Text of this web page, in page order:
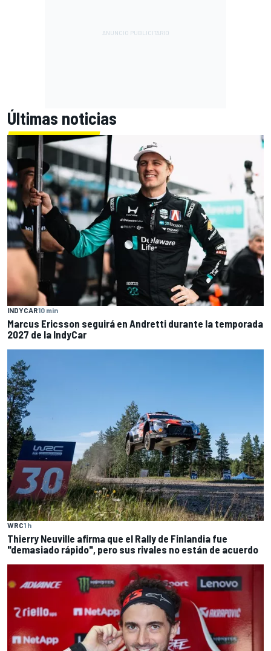
Últimas noticias
INDYCAR10 min
Marcus Ericsson seguirá en Andretti durante la temporada
2027 de la IndyCar
WRC1 h
Thierry Neuville afirma que el Rally de Finlandia fue
"demasiado rápido", pero sus rivales no están de acuerdo